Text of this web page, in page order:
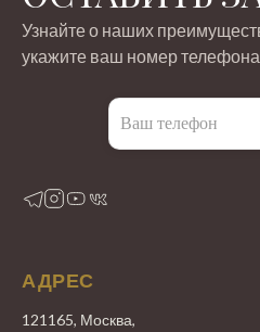
Узнайте о наших
укажите ваш номер телефона
АДРЕС
121165, Москва,